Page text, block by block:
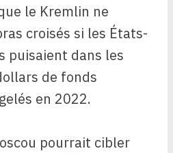
le Kremlin ne
croisés si les États-
puisaient dans les
de fonds
en 2022.
pourrait cibler